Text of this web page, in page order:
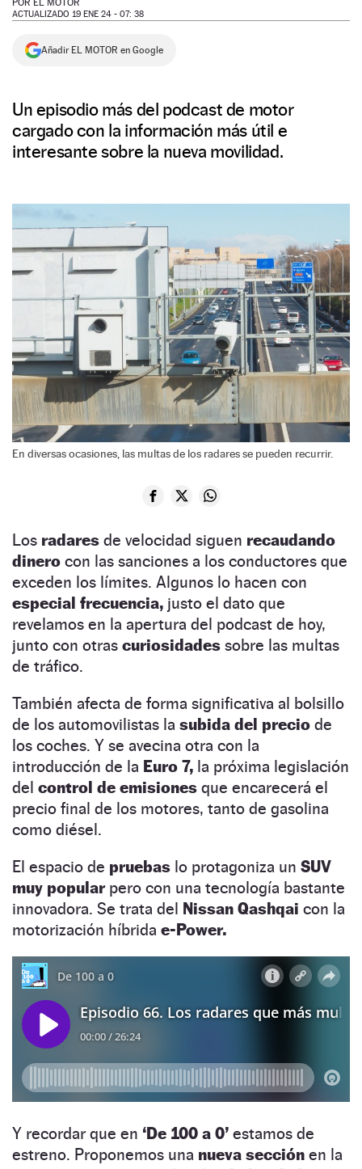
NEWSLETTER
POR EL MOTOR
ACTUALIZADO 19 ENE 24 - 07: 38
Añadir EL MOTOR en Google
Un episodio más del podcast de motor
cargado con la información más útil e
interesante sobre la nueva movilidad.
En diversas ocasiones, las multas de los radares se pueden recurrir.
Los radares de velocidad siguen recaudando
dinero con las sanciones a los conductores que
exceden los límites. Algunos lo hacen con
especial frecuencia, justo el dato que
revelamos en la apertura del podcast de hoy,
junto con otras curiosidades sobre las multas
de tráfico.
También afecta de forma significativa al bolsillo
de los automovilistas la subida del precio de
los coches. Y se avecina otra con la
introducción de la Euro 7, la próxima legislación
del control de emisiones que encarecerá el
precio final de los motores, tanto de gasolina
como diésel.
El espacio de pruebas lo protagoniza un SUV
muy popularpero con una tecnología bastante
innovadora. Se trata del Nissan Qashqai con la
motorización híbrida e-Power.
Y recordar que en ‘De 100 a 0’ estamos de
estreno. Proponemos una nueva sección en la